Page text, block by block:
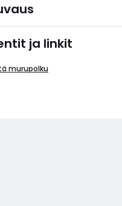
ja linkit
murupolku